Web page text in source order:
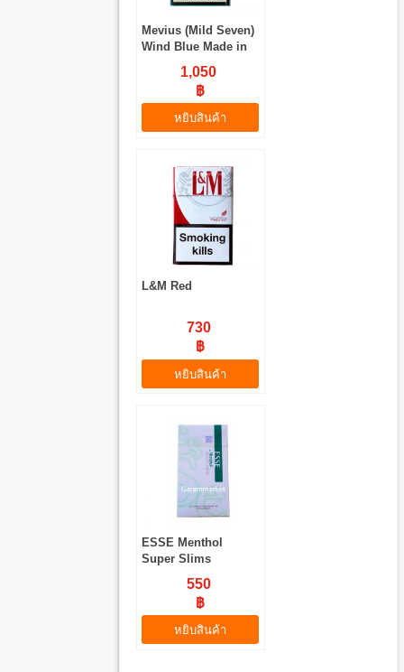
Mevius (Mild Seven)
Wind Blue Made in
1,050
฿
หยิบสินค้า
L&M Red
730
฿
หยิบสินค้า
ESSE Menthol
Super Slims
550
฿
หยิบสินค้า